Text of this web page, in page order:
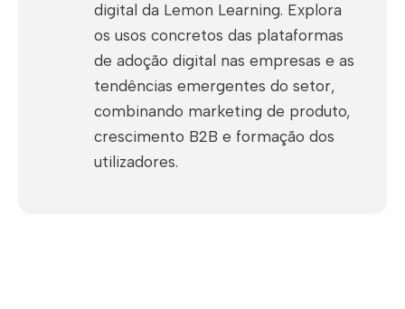
digital da Lemon Learning. Explora
os usos concretos das plataformas
de adoção digital nas empresas e as
tendências emergentes do setor,
combinando marketing de produto,
crescimento B2B e formação dos
utilizadores.